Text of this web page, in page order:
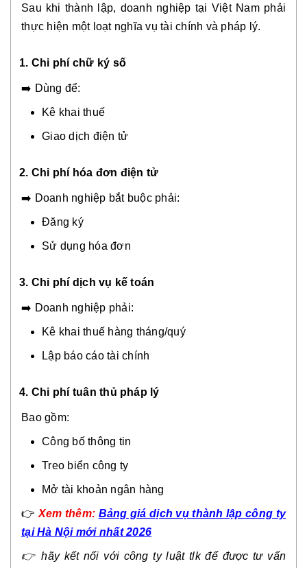
Sau khi thành lập, doanh nghiệp tại Việt Nam phải
thực hiện một loạt nghĩa vụ tài chính và pháp lý.
1. Chi phí chữ ký số
➡️ Dùng để:
Kê khai thuế
Giao dịch điện tử
2. Chi phí hóa đơn điện tử
➡️ Doanh nghiệp bắt buộc phải:
Đăng ký
Sử dụng hóa đơn
3. Chi phí dịch vụ kế toán
➡️ Doanh nghiệp phải:
Kê khai thuế hàng tháng/quý
Lập báo cáo tài chính
4. Chi phí tuân thủ pháp lý
Bao gồm:
Công bố thông tin
Treo biển công ty
Mở tài khoản ngân hàng
👉Xem thêm: Bảng giá dịch vụ thành lập công ty
tại Hà Nội mới nhất 2026
👉 hãy kết nối với công ty luật tlk để được tư vấn